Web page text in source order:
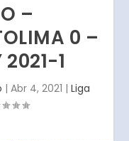
–
0 –
2021-1
| Abr 4, 2021 | Liga